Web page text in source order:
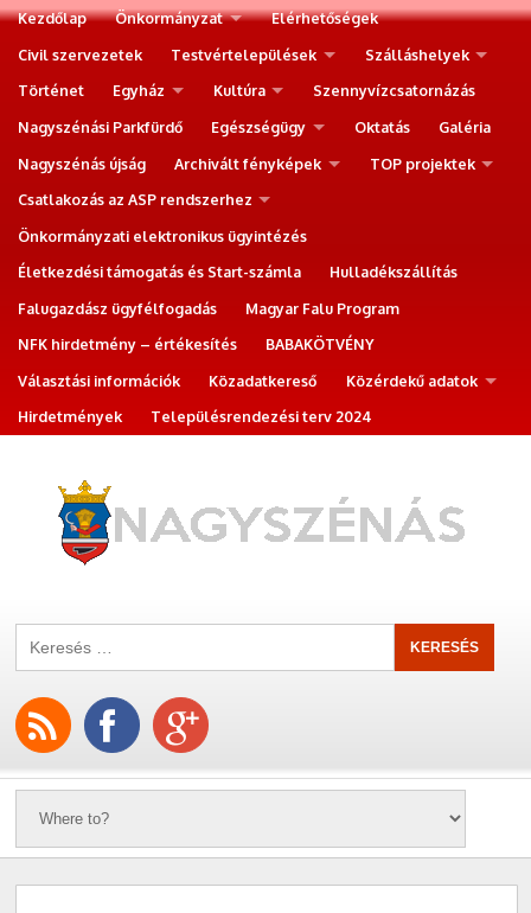
Kezdőlap Önkormányzat
Elérhetőségek
Civil szervezetek
Testvértelepülések
Szálláshelyek
Történet
Egyház Kultúra
Szennyvízcsatornázás
Nagyszénási Parkfürdő
Egészségügy Oktatás
Galéria
Nagyszénás újság
Archivált fényképek
TOP projektek
Csatlakozás az ASP rendszerhez
Önkormányzati elektronikus ügyintézés
Életkezdési támogatás és Start-számla
Hulladékszállítás
Falugazdász ügyfélfogadás
Magyar Falu Program
NFK hirdetmény – értékesítés
BABAKÖTVÉNY
Választási információk
Közadatkereső
Közérdekű adatok
Hirdetmények
Településrendezési terv 2024